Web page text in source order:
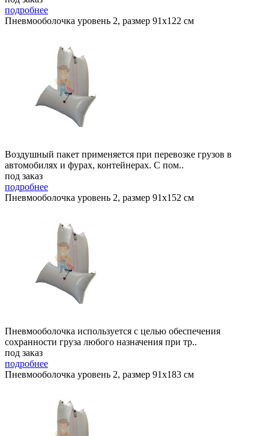
подробнее
Пневмооболочка уровень 2, размер 91x122 см
Воздушный пакет применяется при перевозке грузов в
автомобилях и фурах, контейнерах. С пом..
под заказ
подробнее
Пневмооболочка уровень 2, размер 91x152 см
Пневмооболочка используется с целью обеспечения
сохранности груза любого назначения при тр..
под заказ
подробнее
Пневмооболочка уровень 2, размер 91x183 см